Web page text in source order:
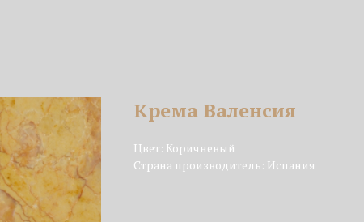
Крема Валенсия
Цвет: Коричневый
Страна производитель: Испания